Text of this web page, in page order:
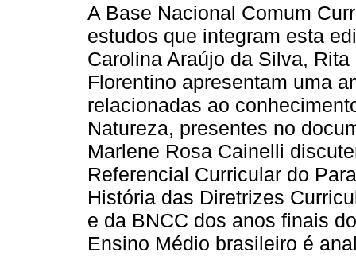
A Base Nacional Comum
estudos que integram esta
Carolina Araújo da Silva,
Florentino apresentam uma
relacionadas ao
Natureza, presentes no
Marlene Rosa Cainelli
Referencial Curricular do
História das Diretrizes
e da BNCC dos anos finais
Ensino Médio brasileiro é